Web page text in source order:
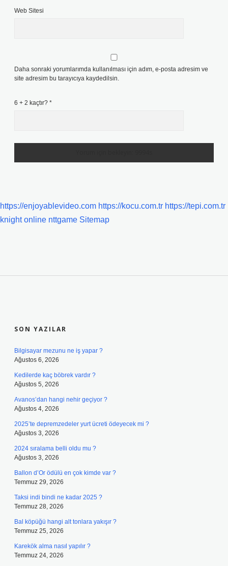
Web Sitesi
Daha sonraki yorumlarımda kullanılması için adım, e-posta adresim ve
site adresim bu tarayıcıya kaydedilsin.
6 + 2 kaçtır? *
https://enjoyablevideo.com https://kocu.com.tr https://tepi.com.tr
knight online nttgame Sitemap
SON YAZILAR
Bilgisayar mezunu ne iş yapar ?
Ağustos 6, 2026
Kedilerde kaç böbrek vardır ?
Ağustos 5, 2026
Avanos’dan hangi nehir geçiyor ?
Ağustos 4, 2026
2025’te depremzedeler yurt ücreti ödeyecek mi ?
Ağustos 3, 2026
2024 sıralama belli oldu mu ?
Ağustos 3, 2026
Ballon d’Or ödülü en çok kimde var ?
Temmuz 29, 2026
Taksi indi bindi ne kadar 2025 ?
Temmuz 28, 2026
Bal köpüğü hangi alt tonlara yakışır ?
Temmuz 25, 2026
Karekök alma nasıl yapılır ?
Temmuz 24, 2026